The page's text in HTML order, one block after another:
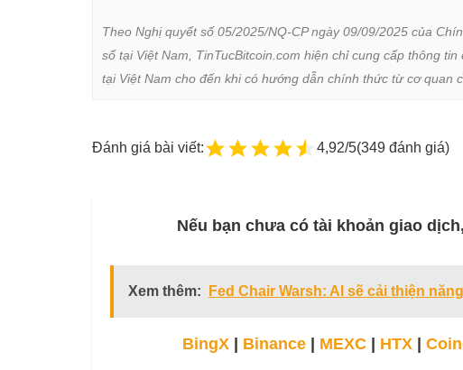
Theo Nghị quyết số 05/2025/NQ-CP ngày 09/09/2025 của
số tại Việt Nam, TinTucBitcoin.com hiện chỉ cung cấp thông
tại Việt Nam cho đến khi có hướng dẫn chính thức từ cơ quan
Đánh giá bài viết: 4,92/5(349 đánh giá)
Nếu bạn chưa có tài khoản giao
Xem thêm: Fed Chair Warsh: AI sẽ cải thiện
BingX Binance MEXC HTX